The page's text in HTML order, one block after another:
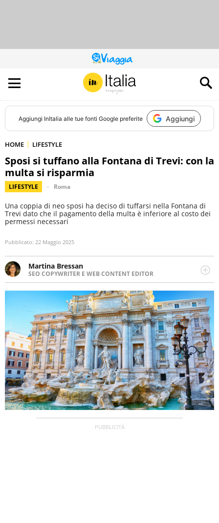
QUESTO
SITO
CONTRIBUISCE
ALL’AUDIENCE
DI
Aggiungi InItalia alle tue fonti Google preferite Aggiungi
HOME LIFESTYLE
Sposi si tuffano alla Fontana di Trevi: con la
multa si risparmia
LIFESTYLE Roma
Una coppia di neo sposi ha deciso di tuffarsi nella Fontana di
Trevi dato che il pagamento della multa è inferiore al costo dei
permessi necessari
Pubblicato: 22 Maggio 2025
Martina Bressan
SEO COPYWRITER E WEB CONTENT EDITOR
Appassionata di viaggi, di trail running e di yoga, ama
scoprire nuovi posti e nuove culture. Curiosa,
determinata e intraprendente adora leggere ma
soprattutto scrivere.